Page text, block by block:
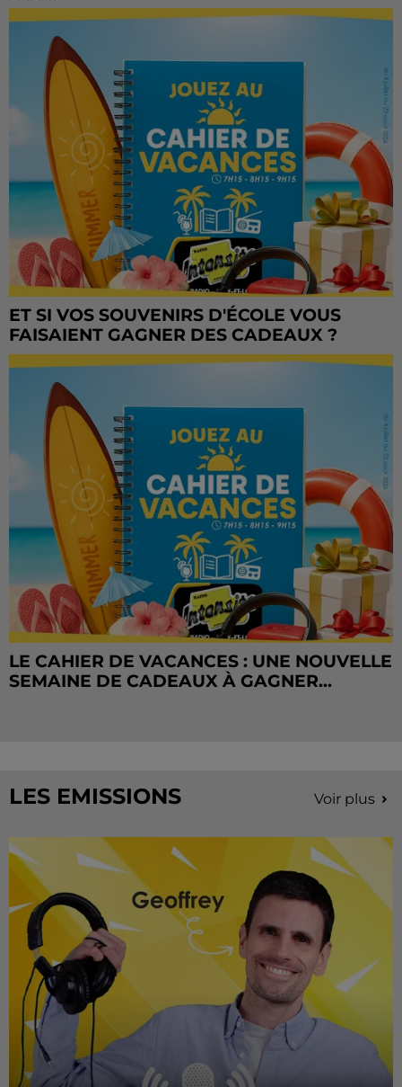
ET SI VOS SOUVENIRS D'ÉCOLE VOUS
FAISAIENT GAGNER DES CADEAUX ?
LE CAHIER DE VACANCES : UNE NOUVELLE
SEMAINE DE CADEAUX À GAGNER...
LES EMISSIONS Voir plus